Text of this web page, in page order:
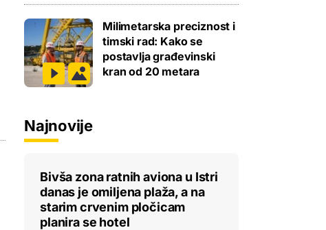
Milimetarska preciznost i
timski rad: Kako se
postavlja građevinski
kran od 20 metara
Najnovije
Bivša zona ratnih aviona u Istri
danas je omiljena plaža, a na
starim crvenim pločicam
planira se hotel